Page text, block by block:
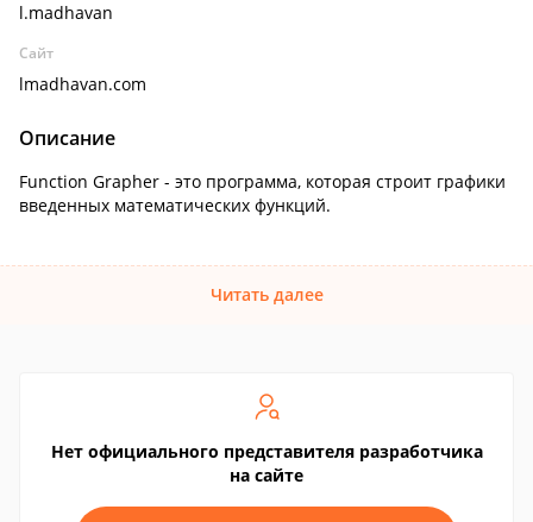
l.madhavan
Сайт
lmadhavan.com
Описание
Function Grapher - это программа, которая строит графики
введенных математических функций.
Читать далее
Нет официального представителя разработчика
на сайте